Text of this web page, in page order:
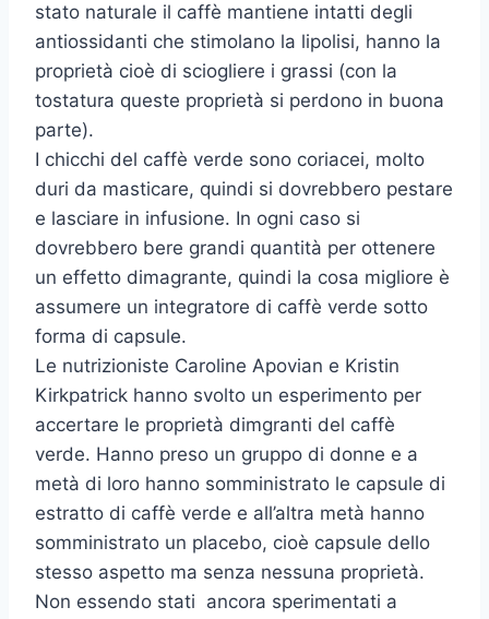
stato naturale il caffè mantiene intatti degli
antiossidanti che stimolano la lipolisi, hanno la
proprietà cioè di sciogliere i grassi (con la
tostatura queste proprietà si perdono in buona
parte).
I chicchi del caffè verde sono coriacei, molto
duri da masticare, quindi si dovrebbero pestare
e lasciare in infusione. In ogni caso si
dovrebbero bere grandi quantità per ottenere
un effetto dimagrante, quindi la cosa migliore è
assumere un integratore di caffè verde sotto
forma di capsule.
Le nutrizioniste Caroline Apovian e Kristin
Kirkpatrick hanno svolto un esperimento per
accertare le proprietà dimgranti del caffè
verde. Hanno preso un gruppo di donne e a
metà di loro hanno somministrato le capsule di
estratto di caffè verde e all’altra metà hanno
somministrato un placebo, cioè capsule dello
stesso aspetto ma senza nessuna proprietà.
Non essendo stati ancora sperimentati a